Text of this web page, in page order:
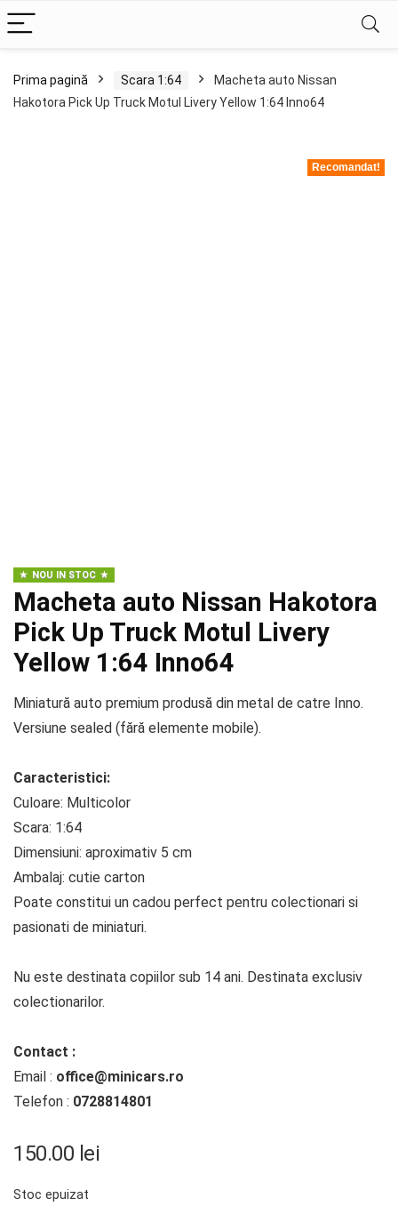
Prima pagină Scara 1:64
Macheta auto Nissan
Hakotora Pick Up Truck Motul Livery Yellow 1:64 Inno64
Recomandat!
NOU IN STOC
Macheta auto Nissan Hakotora
Pick Up Truck Motul Livery
Yellow 1:64 Inno64
Miniatură auto premium produsă din metal de catre Inno.
Versiune sealed (fără elemente mobile).
Caracteristici:
Culoare: Multicolor
Scara: 1:64
Dimensiuni: aproximativ 5 cm
Ambalaj: cutie carton
Poate constitui un cadou perfect pentru colectionari si
pasionati de miniaturi.
Nu este destinata copiilor sub 14 ani. Destinata exclusiv
colectionarilor.
Contact :
Email : office@minicars.ro
Telefon : 0728814801
150.00 lei
Stoc epuizat